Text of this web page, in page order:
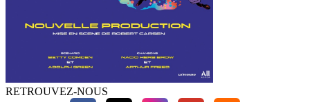
RETROUVEZ-NOUS